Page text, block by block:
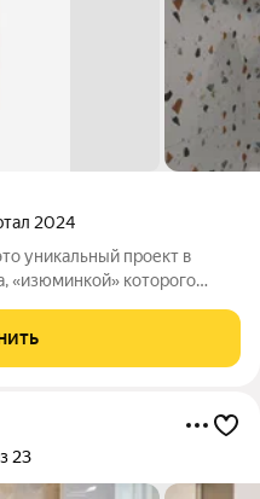
2024
уникальный проект в
«изюминкой» которого
благоустроить и сделать
23